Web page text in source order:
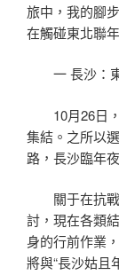
旅中，我的腳
在觸碰東北聯
一 長沙：
10月26日
集結。之所以
路，長沙臨年
關于在抗
討，現在各類
身的行前作業
將與“長沙姑且